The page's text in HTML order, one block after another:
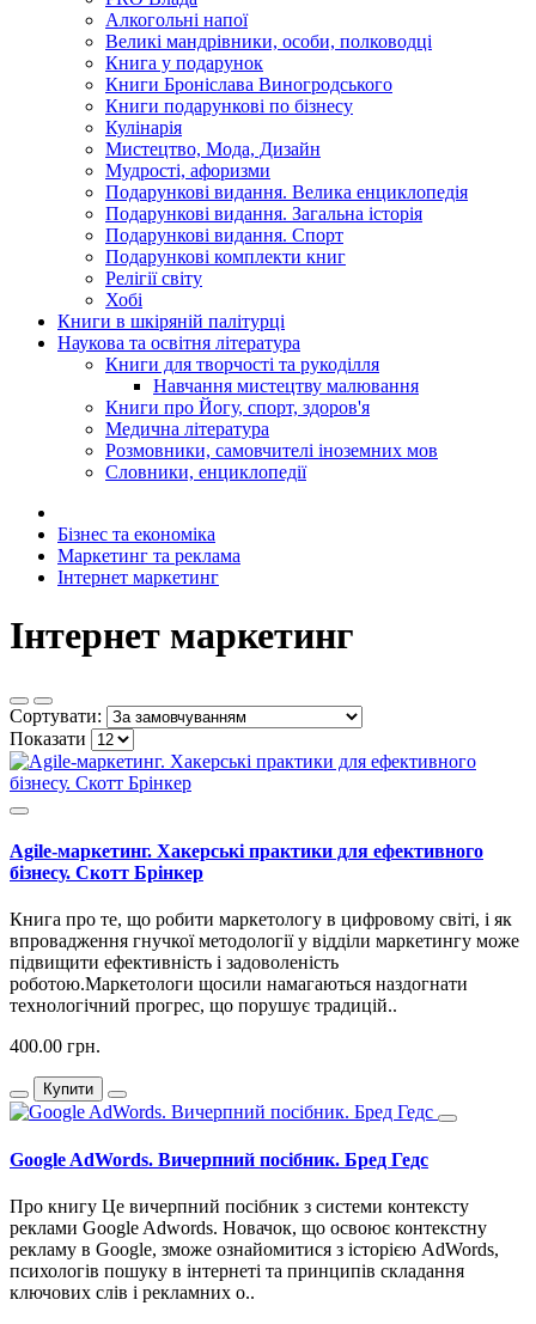
Алкогольні напої
Великі мандрівники, особи, полководці
Книга у подарунок
Книги Броніслава Виногродського
Книги подарункові по бізнесу
Кулінарія
Мистецтво, Мода, Дизайн
Мудрості, афоризми
Подарункові видання. Велика енциклопедія
Подарункові видання. Загальна історія
Подарункові видання. Спорт
Подарункові комплекти книг
Релігії світу
Хобі
Книги в шкіряній палітурці
Наукова та освітня література
Книги для творчості та рукоділля
Навчання мистецтву малювання
Книги про Йогу, спорт, здоров'я
Медична література
Розмовники, самовчителі іноземних мов
Словники, енциклопедії
Бізнес та економіка
Маркетинг та реклама
Інтернет маркетинг
Інтернет маркетинг
Сортувати:
Показати
Agile-маркетинг. Хакерські практики для ефективного
бізнесу. Скотт Брінкер
Книга про те, що робити маркетологу в цифровому світі, і як
впровадження гнучкої методології у відділи маркетингу може
підвищити ефективність і задоволеність
роботою.Маркетологи щосили намагаються наздогнати
технологічний прогрес, що порушує традицій..
400.00 грн.
Купити
Google AdWords. Вичерпний посібник. Бред Гедс
Про книгу Це вичерпний посібник з системи контексту
реклами Google Adwords. Новачок, що освоює контекстну
рекламу в Google, зможе ознайомитися з історією AdWords,
психологів пошуку в інтернеті та принципів складання
ключових слів і рекламних о..